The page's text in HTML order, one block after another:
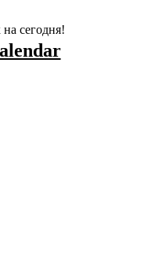
сегодня!